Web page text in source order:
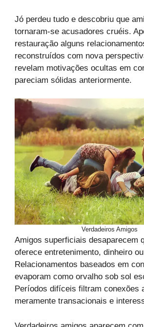
Jó perdeu tudo e descobriu que
tornaram-se acusadores cruéis.
restauração alguns
reconstruídos com nova
revelam motivações ocultas em
pareciam sólidas anteriormente.
Verdadeiros Amigos
Amigos superficiais desaparecem
oferece entretenimento, dinheiro
Relacionamentos baseados em
evaporam como orvalho sob sol
Períodos difíceis filtram conexões
meramente transacionais e